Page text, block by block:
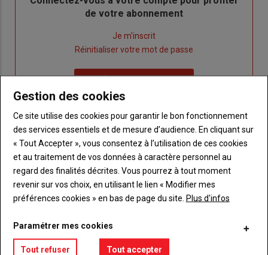
de votre abonnement
nouveau
compte"
Je m'inscrit
votre
mot
passe"
Réinitialiser votre mot de passe
Lien
me
connecte"
Je me connecte
Sous-
Vous n'êtes pas abonné(e)
TITRE CRÉEZ UN COMPTE
BodyChoisissez votre formule et créez votre
compte pour accéder à tout {nom-site}.
Lien Créez un compte
Gestion des cookies
Ce site utilise des cookies pour garantir le bon fonctionnement
des services essentiels et de mesure d’audience. En cliquant sur
« Tout Accepter », vous consentez à l’utilisation de ces cookies
et au traitement de vos données à caractère personnel au
regard des finalités décrites. Vous pourrez à tout moment
revenir sur vos choix, en utilisant le lien « Modifier mes
préférences cookies » en bas de page du site. Plus d'infos
Paramétrer mes cookies
Tout refuser Tout accepter